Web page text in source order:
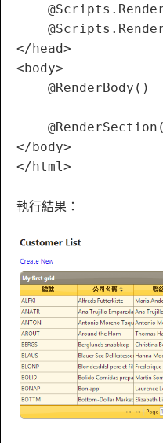
</head>
<body>
    @RenderBody()
</body>
執行結果：